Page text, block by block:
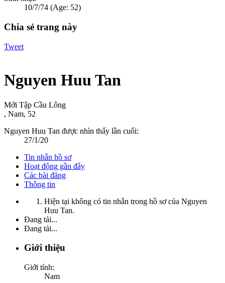
10/7/74 (Age: 52)
Chia sẻ trang này
Tweet
Nguyen Huu Tan
Mới Tập Cầu Lông
, Nam, 52
Nguyen Huu Tan được nhìn thấy lần cuối:
27/1/20
Tin nhắn hồ sơ
Hoạt động gần đây
Các bài đăng
Thông tin
Hiện tại không có tin nhắn trong hồ sơ của Nguyen
Huu Tan.
Đang tải...
Đang tải...
Giới thiệu
Giới tính:
Nam